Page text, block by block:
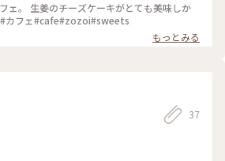
ェ。 生姜のチーズケーキがとても美味しか
#カフェ#cafe#zozoi#sweets
もっとみる
37